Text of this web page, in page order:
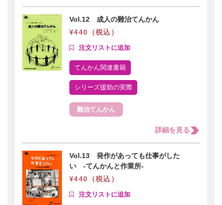
Vol.12 成人の難治てんかん
¥440（税込）
てんかん関連書籍
シリーズ援助の実際
難治てんかん
詳細を見る
Vol.13 発作があっても仕事がした
い -てんかんと作業所-
¥440（税込）